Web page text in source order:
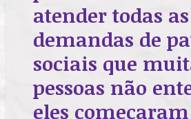
atender todas as
demandas de
sociais que
pessoas não
eles